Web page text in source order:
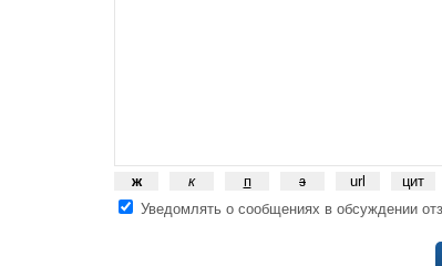
Уведомлять о сообщениях в обсуждении